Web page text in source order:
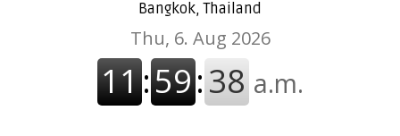
Bangkok, Thailand